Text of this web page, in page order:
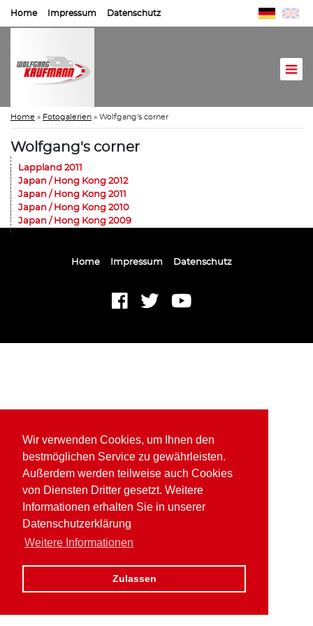
Wir verwenden Cookies, um Ihnen den
bestmöglichen Service zu gewährleisten.
Außerdem werden teilweise auch Cookies
von Diensten Dritter gesetzt. Weitere
Informationen erhalten Sie in unserer
Datenschutzerklärung
Weitere Informationen
Zulassen
Home Impressum Datenschutz
Home » Fotogalerien » Wolfgang's corner
Wolfgang's corner
Lappland 2011
Japan / Hong Kong 2012
Japan / Hong Kong 2011
Japan / Hong Kong 2010
Japan / Hong Kong 2009
Home Impressum Datenschutz